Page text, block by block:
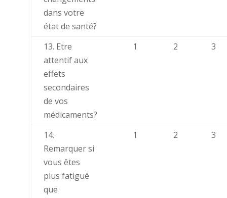
dans votre
état de santé?
13. Etre
attentif aux
effets
secondaires
de vos
médicaments?
1 2 3
14.
Remarquer si
vous êtes
plus fatigué
que
1 2 3